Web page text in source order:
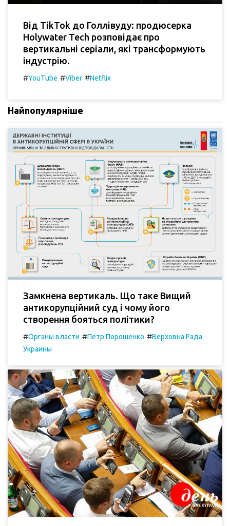
Від TikTok до Голлівуду: продюсерка
Holywater Tech розповідає про
вертикальні серіали, які трансформують
індустрію.
#YouTube #Viber #Netflix
Найпопулярніше
Замкнена вертикаль. Що таке Вищий
антикорупційний суд і чому його
створення бояться політики?
#Органы власти #Петр Порошенко #Верховна Рада
Украины